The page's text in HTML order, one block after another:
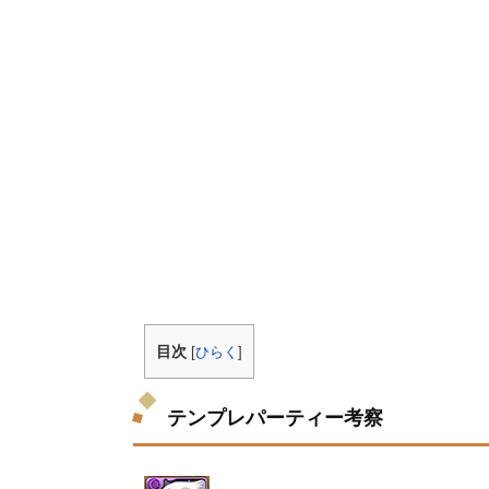
目次 [ひらく ]
テンプレパーティー考察